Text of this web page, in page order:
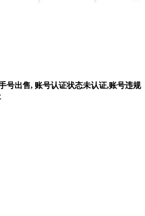
号出售, 账号认证状态未认证,账号违规